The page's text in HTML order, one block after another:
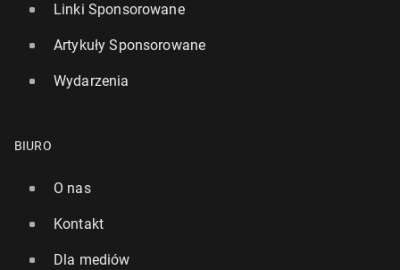
Linki Sponsorowane
Artykuły Sponsorowane
Wydarzenia
BIURO
O nas
Kontakt
Dla mediów